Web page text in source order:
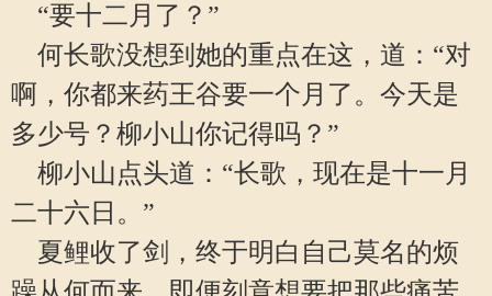
“要十二月了？”
何长歌没想到她的重点在这，道：“对
啊，你都来药王谷要一个月了。今天是
多少号？柳小山你记得吗？”
柳小山点头道：“长歌，现在是十一月
二十六日。”
夏鲤收了剑，终于明白自己莫名的烦